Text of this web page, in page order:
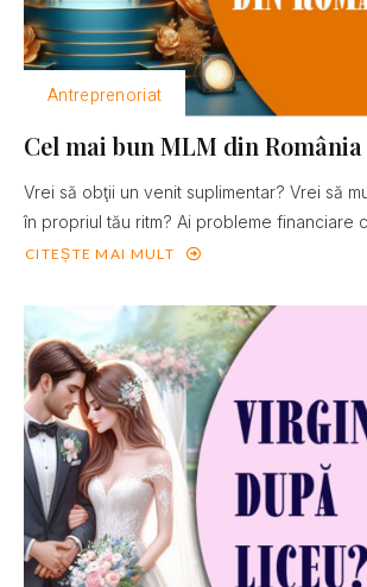
Antreprenoriat
Cel mai bun MLM din România
Vrei să obţii un venit suplimentar? Vrei să
în propriul tău ritm? Ai probleme financiare
CITEȘTE MAI MULT